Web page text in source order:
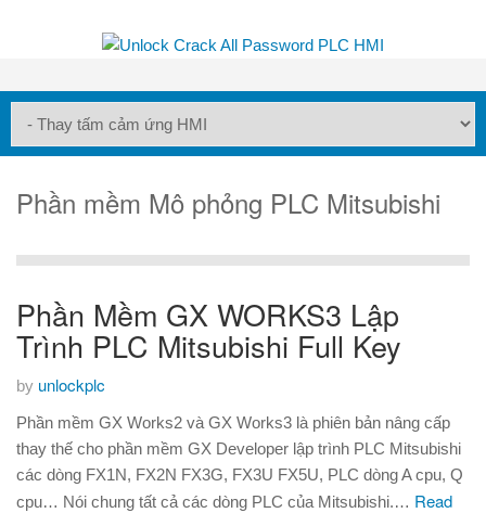
Phần mềm Mô phỏng PLC Mitsubishi
Phần Mềm GX WORKS3 Lập
Trình PLC Mitsubishi Full Key
by unlockplc
Phần mềm GX Works2 và GX Works3 là phiên bản nâng cấp
thay thế cho phần mềm GX Developer lập trình PLC Mitsubishi
các dòng FX1N, FX2N FX3G, FX3U FX5U, PLC dòng A cpu, Q
cpu… Nói chung tất cả các dòng PLC của Mitsubishi.… Read